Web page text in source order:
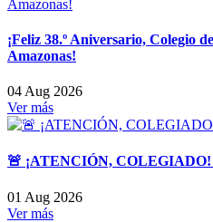
¡Feliz 38.º Aniversario, Colegio
Amazonas!
04 Aug 2026
Ver más
🚨 ¡ATENCIÓN,
01 Aug 2026
Ver más